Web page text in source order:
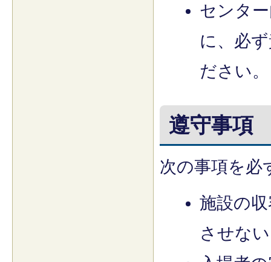
センタ
に、必
ださい。
遵守事項
次の事項を必
施設の
させな